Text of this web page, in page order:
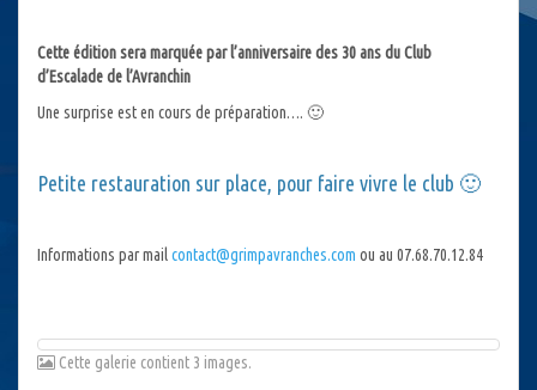
Cette édition sera marquée par l’anniversaire des 30 ans du Club
d’Escalade de l’Avranchin
Une surprise est en cours de préparation…. 🙂
Petite restauration sur place, pour faire vivre le club 🙂
Informations par mailcontact@grimpavranches.com ou au 07.68.70.12.84
Cette galerie contient 3 images.